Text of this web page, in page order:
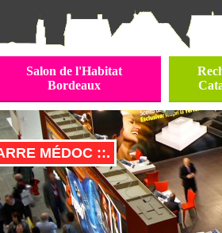
Salon de l'Habitat
Bordeaux
MÉDOC ::.